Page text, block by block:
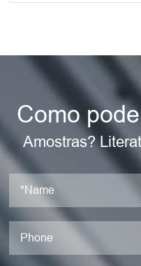
Como
Amostras?